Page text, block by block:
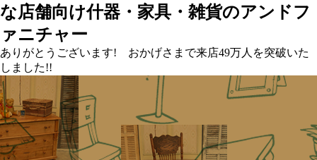
な店舗向け什器・家具・雑貨のアンドフ
ァニチャー
ありがとうございます! おかげさまで来店49万人を突破いた
しました!!